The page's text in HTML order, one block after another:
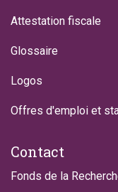
Attestation fiscale
Glossaire
Logos
Offres d'emploi et
Contact
Fonds de la